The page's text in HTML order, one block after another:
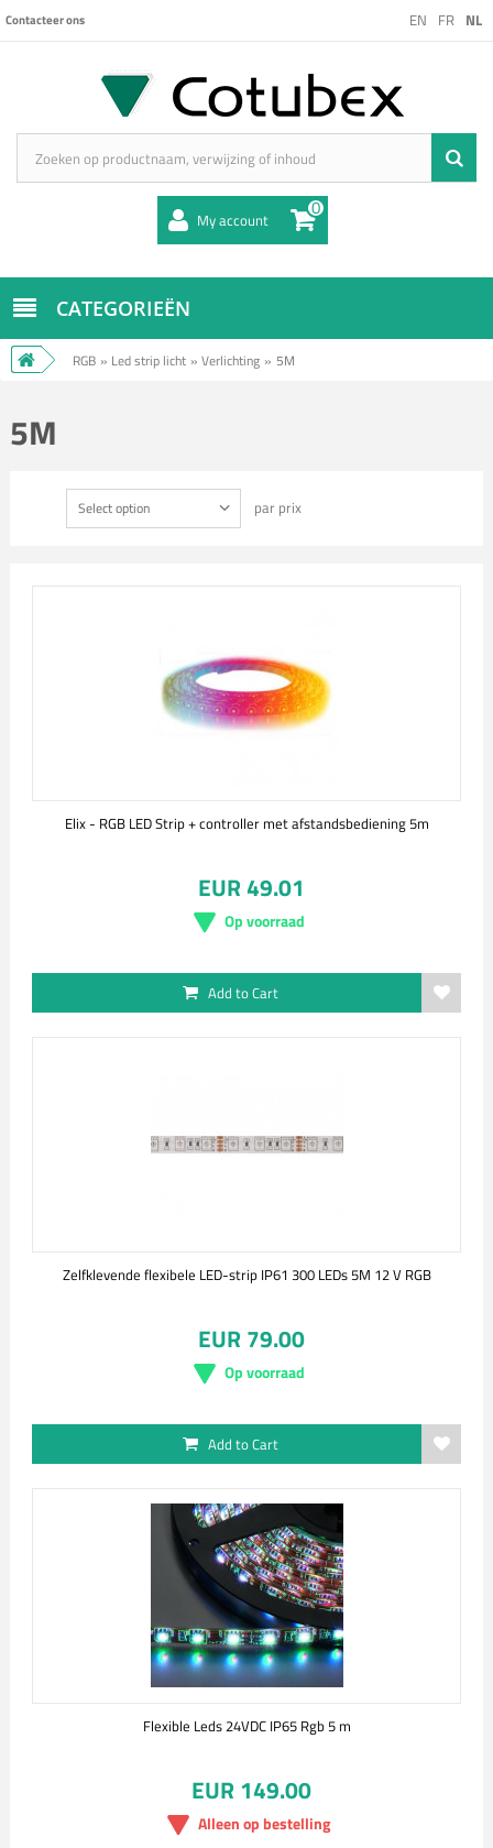
EN FR NL
Contacteer ons
My account 0
CATEGORIEËN
RGB » Led strip licht » Verlichting » 5M
5M
Select option par prix
Elix - RGB LED Strip + controller met afstandsbediening 5m
EUR 49.01
Op voorraad
Add to Cart
Zelfklevende flexibele LED-strip IP61 300 LEDs 5M 12 V RGB
EUR 79.00
Op voorraad
Add to Cart
Flexible Leds 24VDC IP65 Rgb 5 m
EUR 149.00
Alleen op bestelling